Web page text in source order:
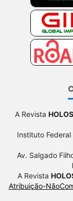
A Revista HOLOS
Instituto
Av. Salgado
A Revista
Atribuição-